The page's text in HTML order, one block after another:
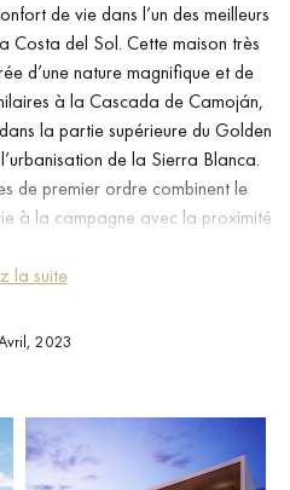
de vie dans l’un des meilleurs
Costa del Sol. Cette maison très
d’une nature magnifique et de
à la Cascada de Camoján,
la partie supérieure du Golden
de la Sierra Blanca.
de premier ordre combinent le
à la campagne avec la proximité
du centre ville de Marbella et de
les terrains de golf, les clubs de
dans un nouveau développement
montagne La Concha,
la suite
2023